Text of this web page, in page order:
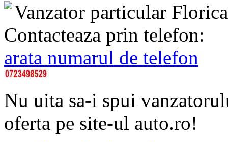
Vanzator particular
Contacteaza prin telefon:
arata numarul de telefon
Nu uita sa-i spui
oferta pe site-ul auto.ro!